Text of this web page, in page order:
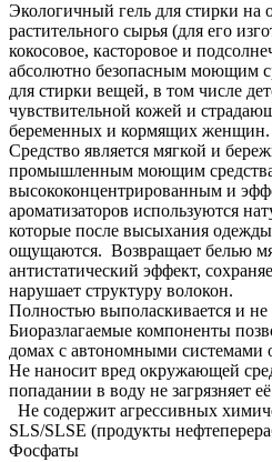
Экологичный гель для стирки на
растительного сырья (для его
кокосовое, касторовое и
абсолютно безопасным моющим
для стирки вещей, в том числе
чувствительной кожей и
беременных и кормящих женщин.
Средство является мягкой и
промышленным моющим
высококонцентрированным и
ароматизаторов используются
которые после высыхания
ощущаются. Возвращает белью
антистатический эффект,
нарушает структуру волокон.
Полностью выполаскивается и не
Биоразлагаемые компоненты
домах с автономными системами
Не наносит вред окружающей
попадании в воду не загрязняет
Не содержит агрессивных
SLS/SLSE (продукты
Фосфаты